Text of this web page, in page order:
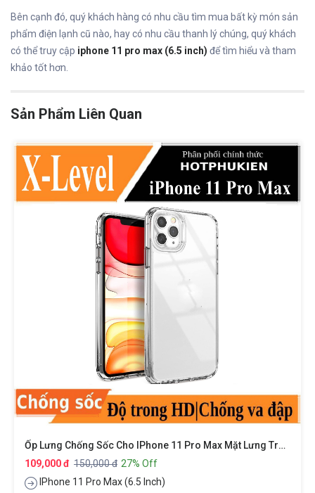
Bên cạnh đó, quý khách hàng có nhu cầu tìm mua bất kỳ món sản
phẩm điện lạnh cũ nào, hay có nhu cầu thanh lý chúng, quý khách
có thể truy cập iphone 11 pro max (6.5 inch) để tìm hiểu và tham
khảo tốt hơn.
Sản Phẩm Liên Quan
Ốp Lưng Chống Sốc Cho IPhone 11 Pro Max Mặt Lưng Trong Suốt Siêu Mỏng Hiệu X-Level Sparkling Series
109,000 đ 150,000 đ 27% Off
IPhone 11 Pro Max (6.5 Inch)